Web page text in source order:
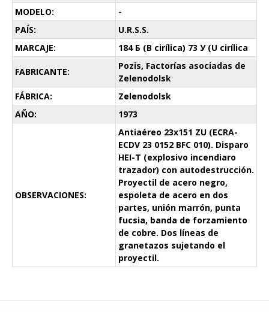
MODELO:
-
PAÍS:
U.R.S.S.
MARCAJE:
184 Б (B cirílica) 73 У (U cirílica
FABRICANTE:
Pozis, Factorías asociadas de
Zelenodolsk
FÁBRICA:
Zelenodolsk
AÑO:
1973
OBSERVACIONES:
Antiaéreo 23x151 ZU (ECRA-
ECDV 23 0152 BFC 010). Disparo
HEI-T (explosivo incendiaro
trazador) con autodestrucción.
Proyectil de acero negro,
espoleta de acero en dos
partes, unión marrón, punta
fucsia, banda de forzamiento
de cobre. Dos líneas de
granetazos sujetando el
proyectil.